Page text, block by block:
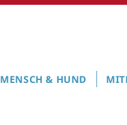
MENSCH & HUND